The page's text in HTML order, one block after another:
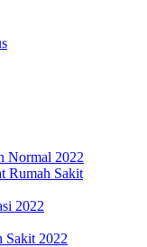
Normal 2022
Rumah Sakit
2022
Sakit 2022